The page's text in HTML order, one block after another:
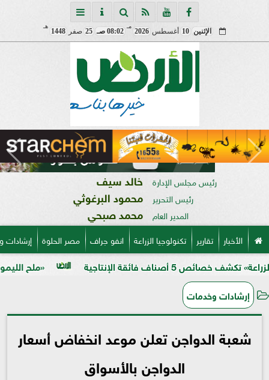
الإثنين 10 أغسطس 2026
مـ
08:02 صـ 25 صفر 1448
هـ
رئيس مجلس الإدارة خالد سيف
رئيس التحرير محمود البرغوثي
المدير العام محمد صبحي
الأخبار تقارير تكنولوجيا الزراعة انفو جراف مصر الحلوة
«ملح الليمون».. خبير الإنتاجية
إرشادات وخدمات
شعبة الدواجن تعلن موعد انخفاض أسعار
الدواجن بالأسواق